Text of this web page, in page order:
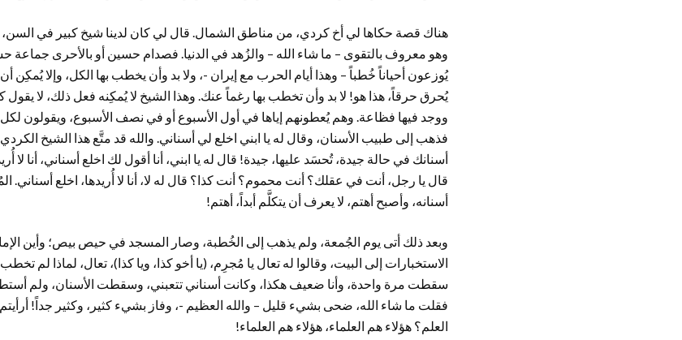
هناك قصة حكاها لي أخ كردي، من مناطق الشمال. قال لي كان لدينا شيخ كبير في
وهو معروف بالتقوى – ما شاء الله – والزُهد في الدنيا. فصدام حسين أو بالأحرى جماعة
يُوزعون أحياناً خُطباً – وهذا أيام الحرب مع إيران -، ولا بد وأن يخطب بها الكل، وإلا يُمكِن
يُحرق حرقاً، هذا هو! لا بد وأن تخطب بها رغماً عنك. وهذا الشيخ لا يُمكِنه فعل ذلك، لا يقول
ووجد فيها فظاعة. وهم يُعطونهم إياها في أول الأسبوع أو في نصف الأسبوع، ويقولون
فذهب إلى طبيب الأسنان، وقال له يا ابني اخلع لي أسناني. والله قد متَّع هذا الشيخ
أسنانك في حالة جيدة، تُحسَد عليها، جيدة! قال له يا ابني، أنا أقول لك اخلع أسناني، أنا لا
قال يا رجل، أنت في عقلك؟ أنت محموم؟ أنت كذا؟ قال له لا، أنا لا أُريدها، اخلع أسناني.
أسنانه، وأصبح أهتم، لا يعرف أن يتكلَّم أبداً، أهتم!
وبعد ذلك أتى يوم الجُمعة، ولم يذهب إلى الخُطبة، وصار المسجد في حيص بيص؛ وأين
الاستخبارات إلى البيت، وقالوا له تعال يا مُجرِم، (يا أخو كذا، ويا كذا)، تعال، لماذا لم
سقطت مرة واحدة، وأنا ضعيف هكذا، وكانت أسناني تتعبني، وسقطت الأسنان، ولم
فقلت ما شاء الله، ضحى بشيء قليل – والله العظيم -، وفاز بشيء كثير، وكثير جداً!
العلم؟ هؤلاء هم العلماء، هؤلاء هم العلماء!